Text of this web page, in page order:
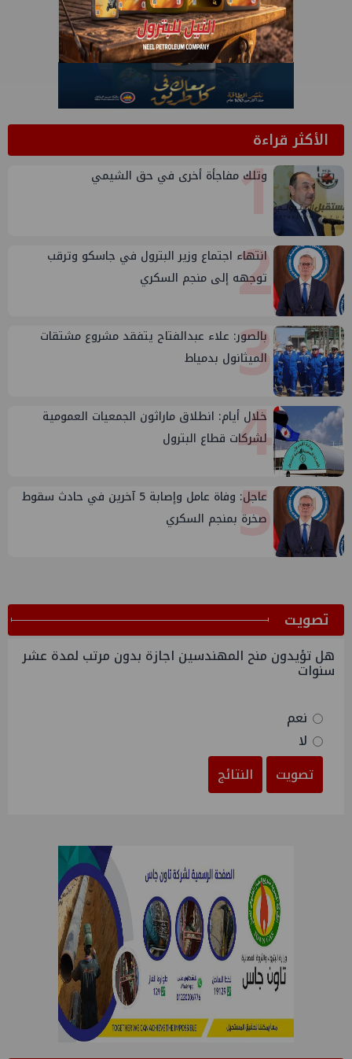
الأكثر قراءة1
وتلك مفاجأة أخرى في حق الشيمي
2
انتهاء اجتماع وزير البترول في جاسكو وترقب
توجهه إلى منجم السكري
3
بالصور: علاء عبدالفتاح يتفقد مشروع مشتقات
الميثانول بدمياط
4
خلال أيام: انطلاق ماراثون الجمعيات العمومية
لشركات قطاع البترول
5
عاجل: وفاة عامل وإصابة 5 آخرين في حادث سقوط
صخرة بمنجم السكري
ﺗﺼﻮﻳﺖ
هل تؤيدون منح المهندسين اجازة بدون مرتب لمدة عشر
سنوات
نعم
لا
تصويت
النتائج